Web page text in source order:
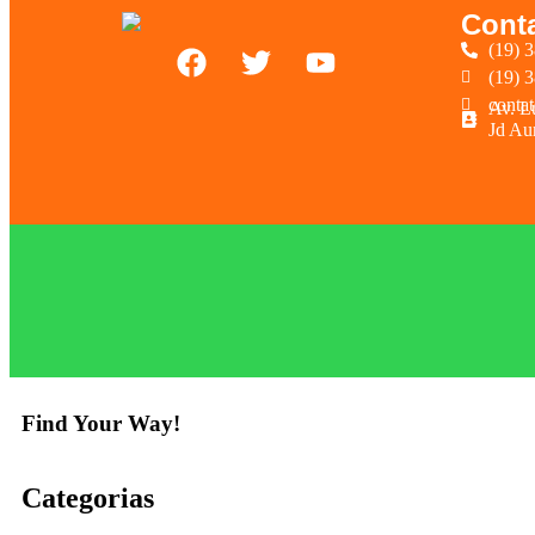
(19)
(19)
Av.
Jd
Find Your Way!
Categorias